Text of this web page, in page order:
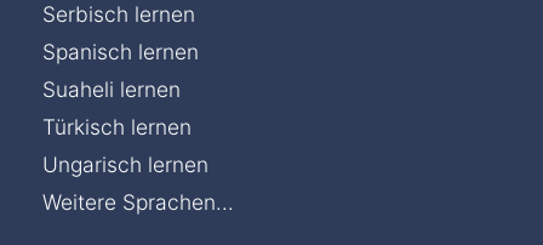
Serbisch lernen
Spanisch lernen
Suaheli lernen
Türkisch lernen
Ungarisch lernen
Weitere Sprachen...